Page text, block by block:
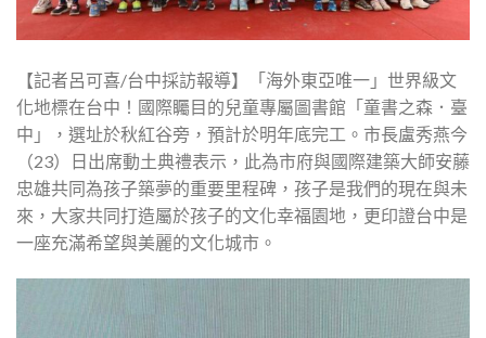
【記者呂可喜/台中採訪報導】「海外東亞唯一」世界級文
化地標在台中！國際矚目的兒童專屬圖書館「童書之森．臺
中」，選址於秋紅谷旁，預計於明年底完工。市長盧秀燕今
（23）日出席動土典禮表示，此為市府與國際建築大師安藤
忠雄共同為孩子築夢的重要里程碑，孩子是我們的現在與未
來，大家共同打造屬於孩子的文化幸福園地，更印證台中是
一座充滿希望與美麗的文化城市。